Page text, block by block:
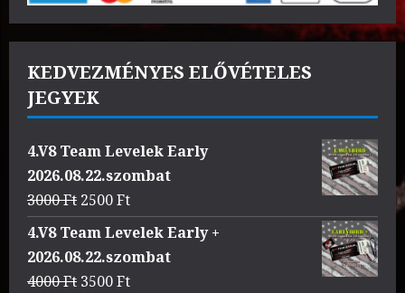
KEDVEZMÉNYES ELŐVÉTELES
JEGYEK
4.V8 Team Levelek Early
2026.08.22.szombat
3000Ft Original
price
was:
3000 Ft.
2500FtCurrent
price
4.V8 Team Levelek Early +
2026.08.22.szombat
4000Ft Original
3500FtCurrent